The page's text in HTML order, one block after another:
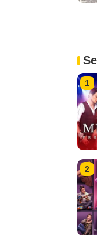
1
2